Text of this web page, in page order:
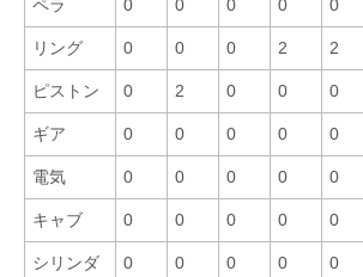
ペラ 0 0 0 0 0
リング 0 0 0 2 2
ピストン 0 2 0 0 0
ギア 0 0 0 0 0
電気 0 0 0 0 0
キャブ 0 0 0 0 0
シリンダ 0 0 0 0 0